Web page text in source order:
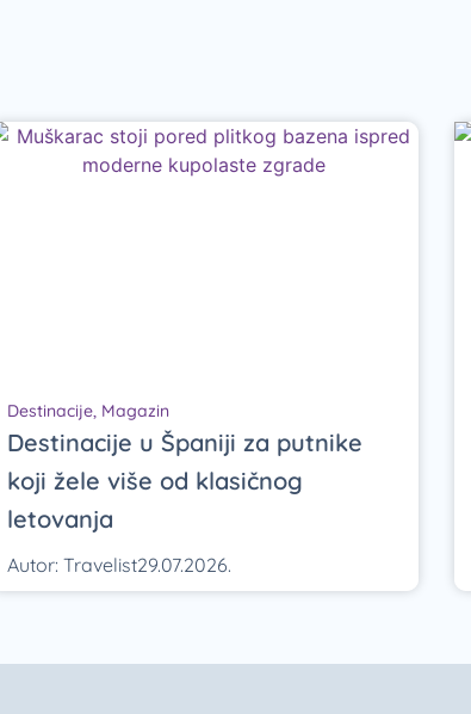
Destinacije, Magazin
Destinacije u Španiji za putnike
koji žele više od klasičnog
letovanja
Autor: Travelist29.07.2026.